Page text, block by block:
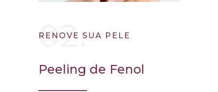
Peeling de Fenol
02.
RENOVE SUA PELE